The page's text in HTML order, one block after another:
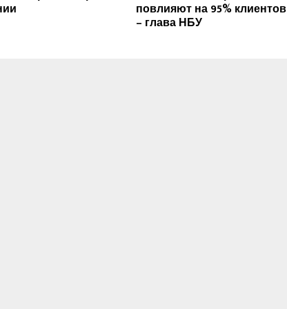
повлияют на 95% клиентов
– глава НБУ